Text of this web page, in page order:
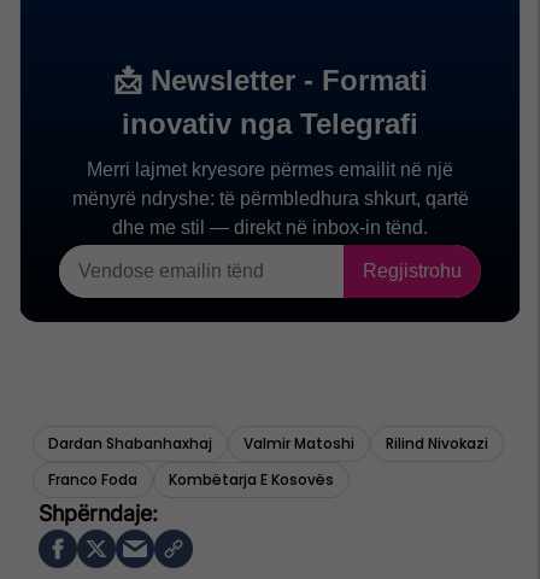
Dardan Shabanhaxhaj Valmir Matoshi
Rilind Nivokazi
Franco Foda
Kombëtarja E Kosovës